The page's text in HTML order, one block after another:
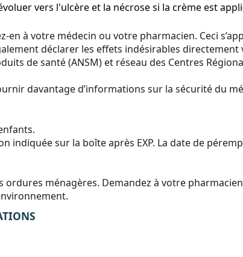
vers l'ulcère et la nécrose si la crème est
en à votre médecin ou votre pharmacien. Ceci
déclarer les effets indésirables
de santé (ANSM) et réseau des Centres
davantage d’informations sur la sécurité du
indiquée sur la boîte après EXP. La date de
ordures ménagères. Demandez à votre